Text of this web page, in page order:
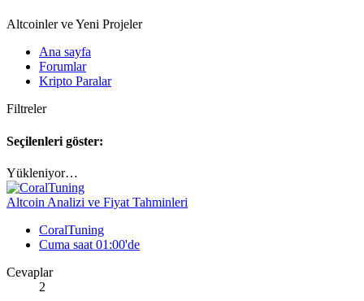
Altcoinler ve Yeni Projeler
Ana sayfa
Forumlar
Kripto Paralar
Filtreler
Seçilenleri göster:
Yükleniyor…
Altcoin Analizi ve Fiyat Tahminleri
CoralTuning
Cuma saat 01:00'de
Cevaplar
2